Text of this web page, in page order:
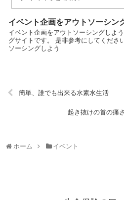
イベント企画をアウトソーシン
イベント企画をアウトソーシングしよ
グサイトです。 是非参考にしてくださ
ソーシングしよう
簡単、誰でも出来る水素水生活
起き抜けの首の痛
ホーム イベント